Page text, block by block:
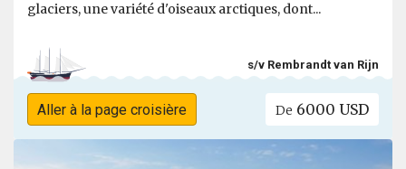
glaciers, une variété d'oiseaux arctiques, dont...
s/v Rembrandt van Rijn
Aller à la page croisière De 6000 USD